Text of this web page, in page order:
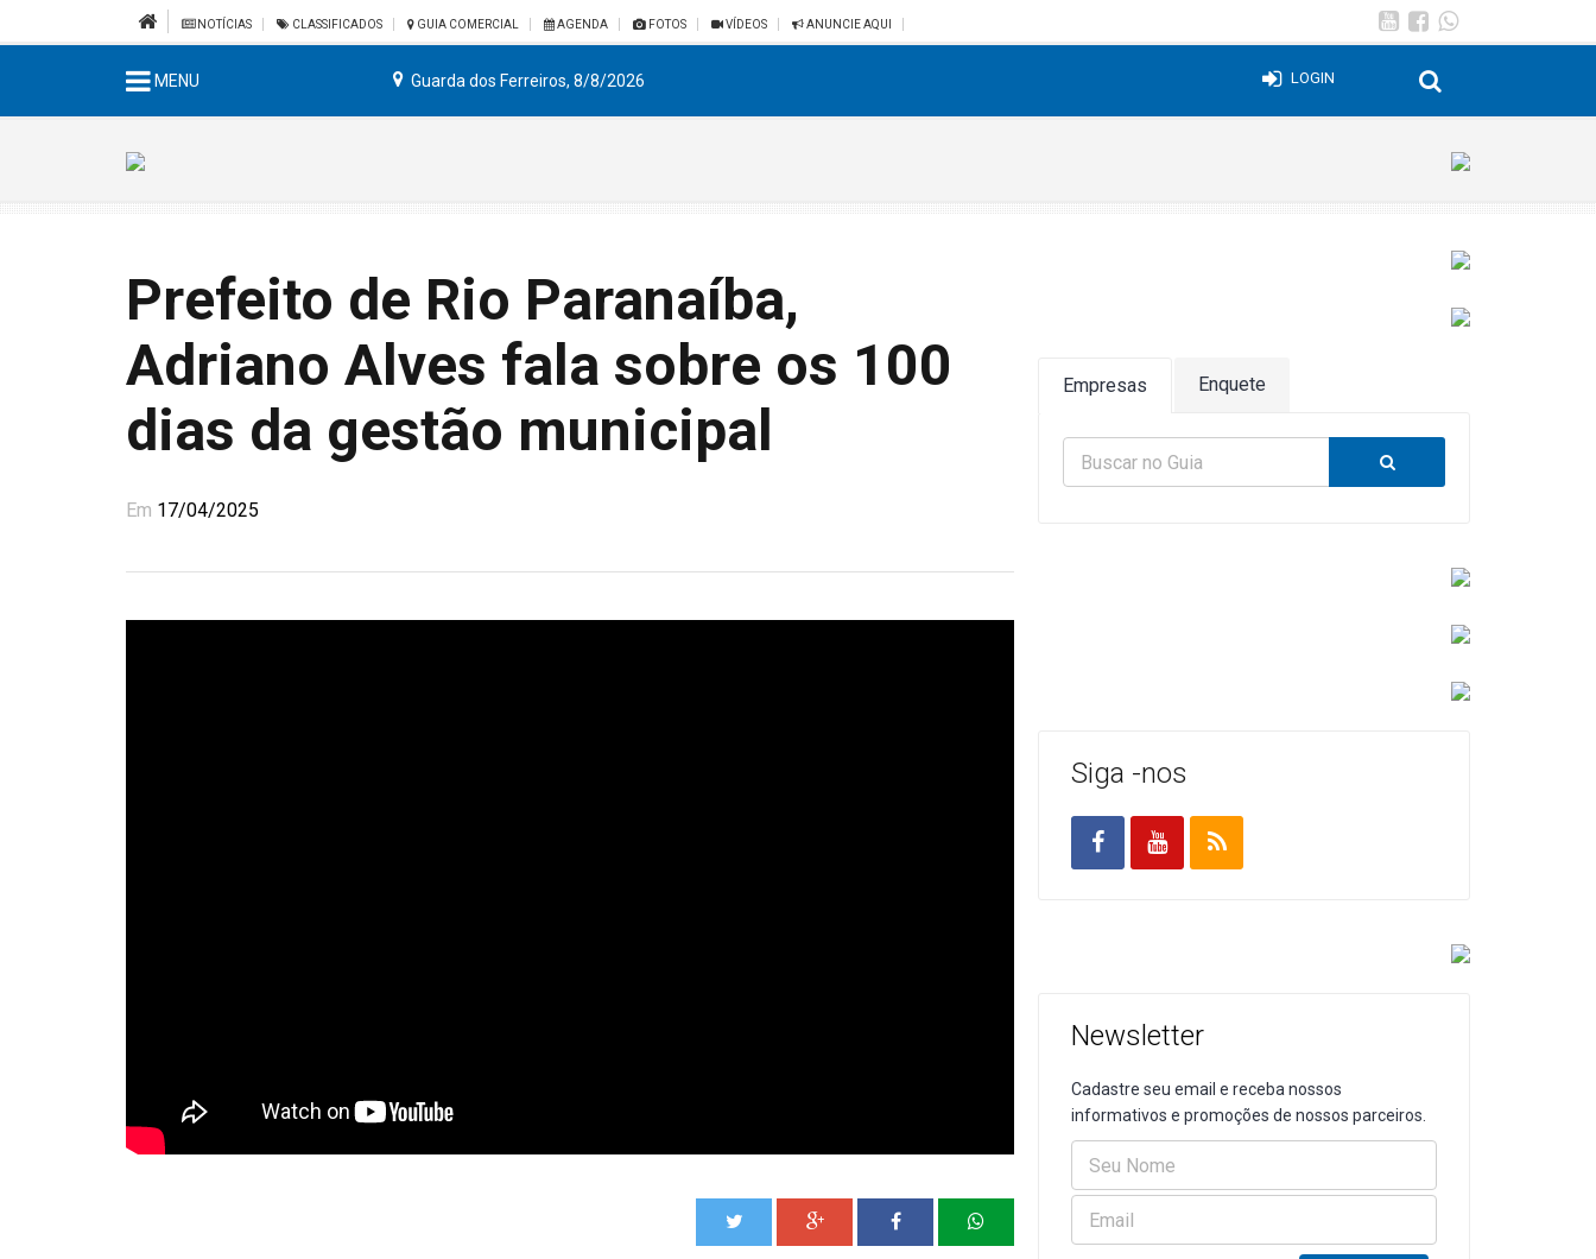
NOTÍCIAS CLASSIFICADOS GUIA COMERCIAL AGENDA FOTOS VÍDEOS ANUNCIE AQUI
MENU Guarda dos Ferreiros, 8/8/2026 LOGIN
Prefeito de Rio Paranaíba,
Adriano Alves fala sobre os 100
dias da gestão municipal
Em 17/04/2025
Empresas Enquete
Siga -nos
Newsletter
Cadastre seu email e receba nossos
informativos e promoções de nossos parceiros.